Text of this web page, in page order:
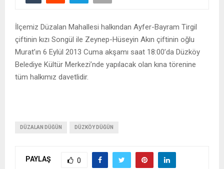
İlçemiz Düzalan Mahallesi halkından Ayfer-Bayram Tirgil
çiftinin kızı Songül ile Zeynep-Hüseyin Akın çiftinin oğlu
Murat’ın 6 Eylül 2013 Cuma akşamı saat 18:00’da Düzköy
Belediye Kültür Merkezi’nde yapılacak olan kına törenine
tüm halkımız davetlidir.
DÜZALAN DÜĞÜN DÜZKÖY DÜĞÜN
PAYLAŞ 0